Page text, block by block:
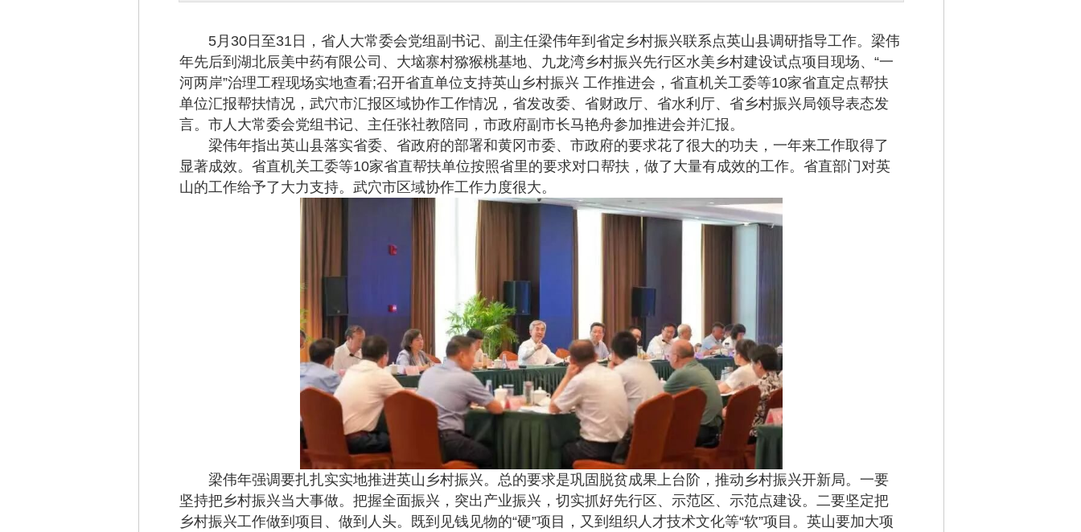
5月30日至31日，省人大常委会党组副书记、副主任梁伟年到省定乡村振兴联系点英山县调研指导工作。梁伟
年先后到湖北辰美中药有限公司、大垴寨村猕猴桃基地、九龙湾乡村振兴先行区水美乡村建设试点项目现场、“一
河两岸”治理工程现场实地查看;召开省直单位支持英山乡村振兴 工作推进会，省直机关工委等10家省直定点帮扶
单位汇报帮扶情况，武穴市汇报区域协作工作情况，省发改委、省财政厅、省水利厅、省乡村振兴局领导表态发
言。市人大常委会党组书记、主任张社教陪同，市政府副市长马艳舟参加推进会并汇报。
梁伟年指出英山县落实省委、省政府的部署和黄冈市委、市政府的要求花了很大的功夫，一年来工作取得了
显著成效。省直机关工委等10家省直帮扶单位按照省里的要求对口帮扶，做了大量有成效的工作。省直部门对英
山的工作给予了大力支持。武穴市区域协作工作力度很大。
梁伟年强调要扎扎实实地推进英山乡村振兴。总的要求是巩固脱贫成果上台阶，推动乡村振兴开新局。一要
坚持把乡村振兴当大事做。把握全面振兴，突出产业振兴，切实抓好先行区、示范区、示范点建设。二要坚定把
乡村振兴工作做到项目、做到人头。既到见钱见物的“硬”项目，又到组织人才技术文化等“软”项目。英山要加大项